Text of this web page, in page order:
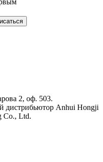
2, оф. 503.
Anhui Hongji
Co., Ltd.